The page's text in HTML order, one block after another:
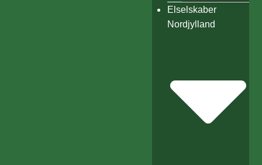
Elselskaber
Nordjylland